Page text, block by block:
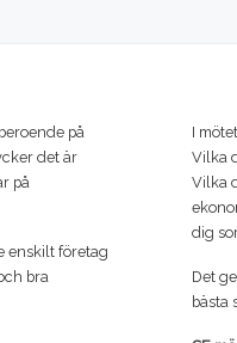
på
det är
på
enskilt företag
bra
I
Vilka
Vilka
dig
Det
bästa